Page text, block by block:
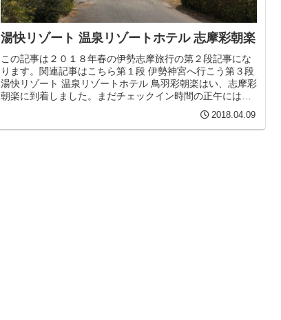
湯快リゾート 温泉リゾートホテル 志摩彩朝楽
この記事は２０１８年春の伊勢志摩旅行の第２段記事にな
ります。関連記事はこちら第１段 伊勢神宮へ行こう第３段
湯快リゾート 温泉リゾートホテル 鳥羽彩朝楽はい、志摩彩
朝楽に到着しました。まだチェックイン時間の正午にはな
2018.04.09